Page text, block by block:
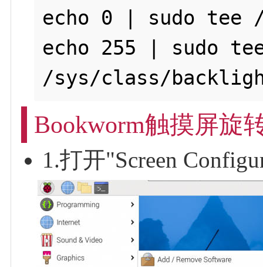
echo 0 | sudo tee
echo 255 | sudo
Bookworm触摸屏旋
1.打开"Screen